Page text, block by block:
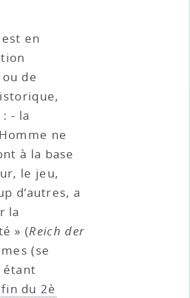
en
de
- la
ne
à la base
le jeu,
d’autres, a
la
» (Reich der
(se
étant
du 2è